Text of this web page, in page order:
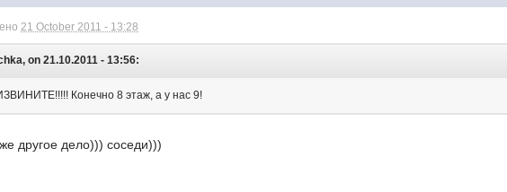
21 October 2011 - 13:28
on 21.10.2011 - 13:56:
Конечно 8 этаж, а у нас 9!
другое дело))) соседи)))